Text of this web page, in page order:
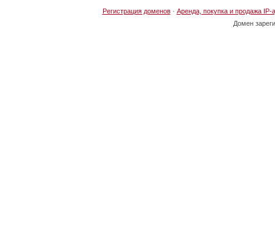
Регистрация доменов· Аренда, покупка и продажа IP-
Домен